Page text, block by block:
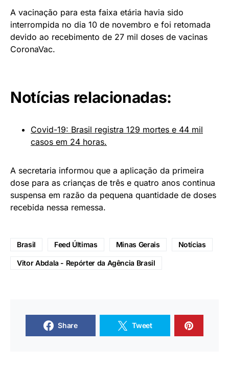
A vacinação para esta faixa etária havia sido
interrompida no dia 10 de novembro e foi retomada
devido ao recebimento de 27 mil doses de vacinas
CoronaVac.
Notícias relacionadas:
Covid-19: Brasil registra 129 mortes e 44 mil
casos em 24 horas.
A secretaria informou que a aplicação da primeira
dose para as crianças de três e quatro anos continua
suspensa em razão da pequena quantidade de doses
recebida nessa remessa.
Brasil Feed Últimas Minas Gerais Notícias
Vitor Abdala - Repórter da Agência Brasil
Share Tweet